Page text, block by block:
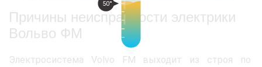
50°
Причины неисправности электрики
Вольво ФМ
Электросистема Volvo FM выходит из строя по